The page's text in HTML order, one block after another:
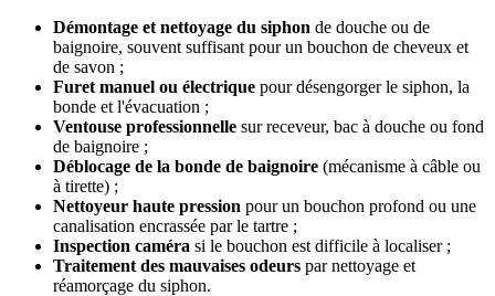
Démontage et nettoyage du siphon de douche ou de
baignoire, souvent suffisant pour un bouchon de cheveux et
de savon ;
Furet manuel ou électrique pour désengorger le siphon, la
bonde et l'évacuation ;
Ventouse professionnelle sur receveur, bac à douche ou fond
de baignoire ;
Déblocage de la bonde de baignoire (mécanisme à câble ou
à tirette) ;
Nettoyeur haute pression pour un bouchon profond ou une
canalisation encrassée par le tartre ;
Inspection caméra si le bouchon est difficile à localiser ;
Traitement des mauvaises odeurs par nettoyage et
réamorçage du siphon.